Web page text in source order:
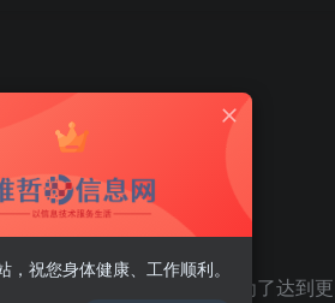
，你可以按需进行设置！为了达到更
，祝您身体健康、工作顺利。